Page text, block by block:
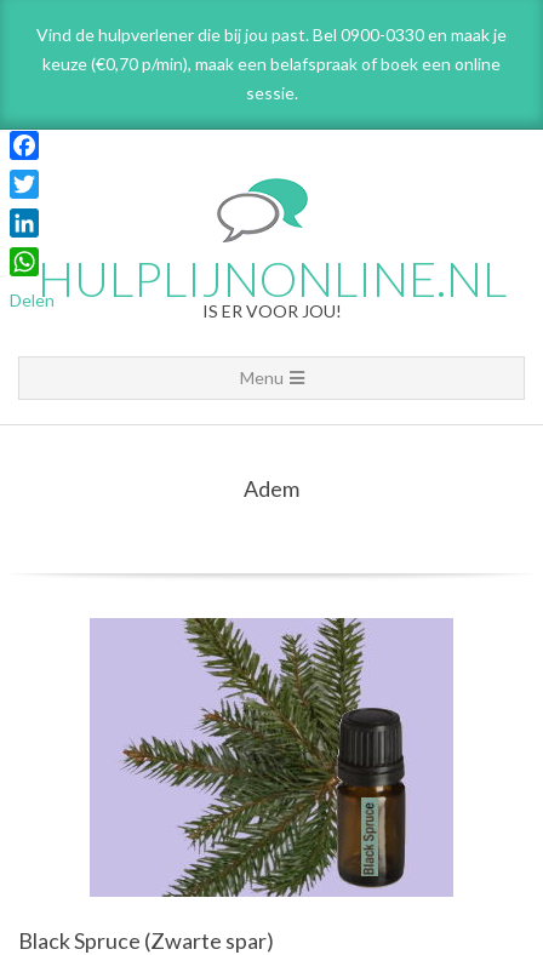
content
Vind de hulpverlener die bij jou past. Bel 0900-0330 en maak je
keuze (€0,70 p/min), maak een belafspraakof boek een online
sessie.
HULPLIJNONLINE.NL
IS ER VOOR JOU!
Navigation
Menu
Menu
Adem
Black Spruce (Zwarte spar)
Facebook
Twitter
LinkedIn
WhatsApp
Delen